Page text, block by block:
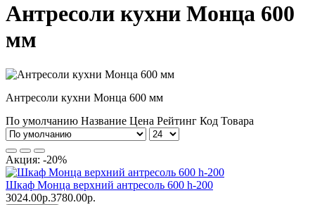
Антресоли кухни Монца 600
мм
Антресоли кухни Монца 600 мм
По умолчанию Название Цена Рейтинг Код Товара
Акция: -20%
Шкаф Монца верхний антресоль 600 h-200
3024.00р.3780.00р.